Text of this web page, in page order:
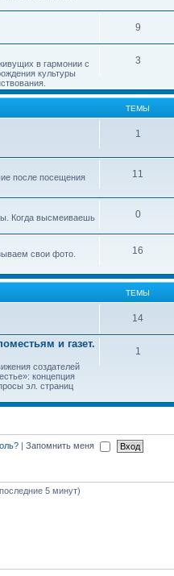
9
в гармонии с
культуры
3
ТЕМЫ
1
после посещения
11
Когда высмеиваешь
0
свои фото. 16
ТЕМЫ
14
и газет.
создателей
концепция
эл. страниц
1
| Запомнить меня
5 минут)